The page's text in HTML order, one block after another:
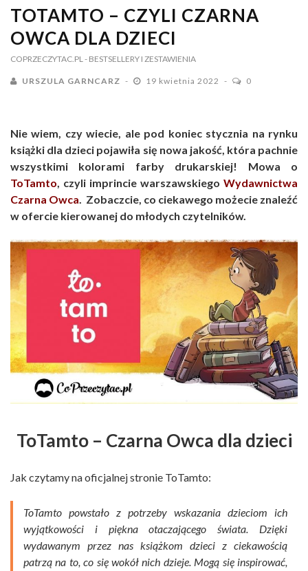
TOTAMTO – CZYLI CZARNA
OWCA DLA DZIECI
COPRZECZYTAC.PL - BESTSELLERY I ZESTAWIENIA
URSZULA GARNCARZ 19 kwietnia 2022 0
Nie wiem, czy wiecie, ale pod koniec stycznia na rynku
książki dla dzieci pojawiła się nowa jakość, która pachnie
wszystkimi kolorami farby drukarskiej! Mowa o
ToTamto, czyli imprincie warszawskiego Wydawnictwa
Czarna Owca. Zobaczcie, co ciekawego możecie znaleźć
w ofercie kierowanej do młodych czytelników.
ToTamto – Czarna Owca dla dzieci
Jak czytamy na oficjalnej stronie ToTamto:
ToTamto powstało z potrzeby wskazania dzieciom ich
wyjątkowości i piękna otaczającego świata. Dzięki
wydawanym przez nas książkom dzieci z ciekawością
patrzą na to, co się wokół nich dzieje. Mogą się inspirować,